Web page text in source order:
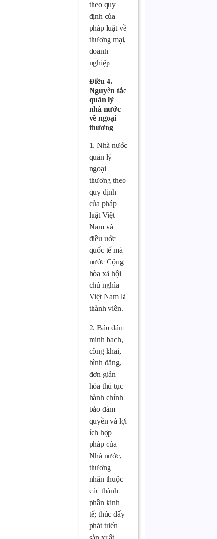
theo quy
định của
pháp luật về
thương mại,
doanh
nghiệp.
Điều 4.
Nguyên tắc
quản lý
nhà nước
về ngoại
thương
1. Nhà nước
quản lý
ngoại
thương theo
quy định
của pháp
luật Việt
Nam và
điều ước
quốc tế mà
nước Cộng
hòa xã hội
chủ nghĩa
Việt Nam là
thành viên.
2. Bảo đảm
minh bạch,
công khai,
bình đẳng,
đơn giản
hóa thủ tục
hành chính;
bảo đảm
quyền và lợi
ích hợp
pháp của
Nhà nước,
thương
nhân thuộc
các thành
phần kinh
tế; thúc đẩy
phát triển